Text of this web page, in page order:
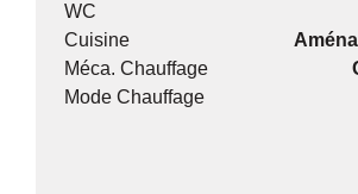
WC
Cuisine
Méca. Chauffage
Mode Chauffage